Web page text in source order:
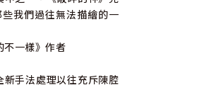
我們過往無法描繪的一
一樣》作者
手法處理以往充斥陳腔